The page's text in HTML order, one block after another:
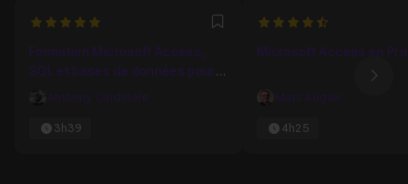
5 Favori
Formation Microsoft Access,
SQL et bases de données pour
débutants
Anthony Cardinale
3h39
4.3333333333333
Microsoft Access en
Marc Augier
4h25